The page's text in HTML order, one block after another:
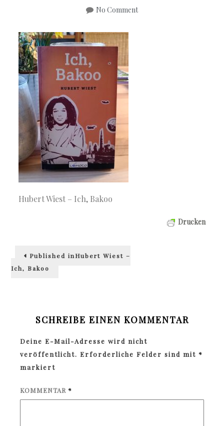
No Comment
Hubert Wiest – Ich, Bakoo
Drucken
Beitragsnavigation
Published inHubert Wiest –
Ich, Bakoo
SCHREIBE EINEN KOMMENTAR
Deine E-Mail-Adresse wird nicht
veröffentlicht. Erforderliche Felder sind mit *
markiert
KOMMENTAR *